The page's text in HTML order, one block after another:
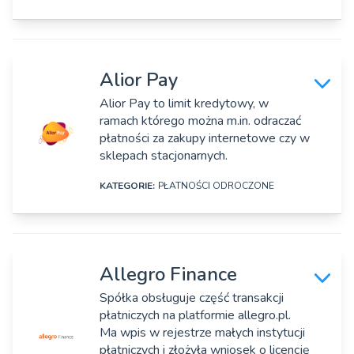
https://aisgateway.pl/
Osoby zarządzające:
Michał Konopka
Nazwa firmy:
Algolytics Technologies Sp. z o.o.
Adres:
ul. Przeskok 2, Warszawa
Strona www:
Osoby zarządzające:
Oferta produktowa:
Alior Pay
Alior Pay to limit kredytowy, w
ramach którego można m.in. odraczać
płatności za zakupy internetowe czy w
sklepach stacjonarnych.
KATEGORIE: PŁATNOŚCI ODROCZONE
Nazwa firmy:
Ul. Łopuszańska 38D, Warszawa
Allegro Finance
Spółka obsługuje część transakcji
płatniczych na platformie allegro.pl.
Ma wpis w rejestrze małych instytucji
płatniczych i złożyła wniosek o licencję